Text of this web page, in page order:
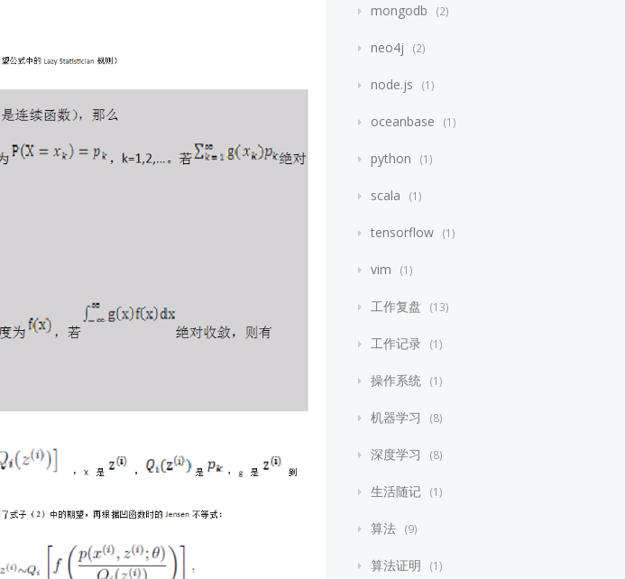
mongodb 2
neo4j 2
node.js 1
oceanbase 1
python 1
scala 1
tensorflow 1
vim 1
工作复盘 13
工作记录 1
操作系统 1
机器学习 8
深度学习 8
生活随记 1
算法 9
算法证明 1